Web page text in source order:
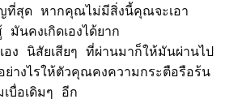
ที่สุด หากคุณไม่มีสิ่งนี้คุณจะเอา
มันคงเกิดเองได้ยาก
อง นิสัยเสียๆ ที่ผ่านมาก็ให้มันผ่านไป
างไรให้ตัวคุณคงความกระตือรือร้น
บื่อเดิมๆ อีก